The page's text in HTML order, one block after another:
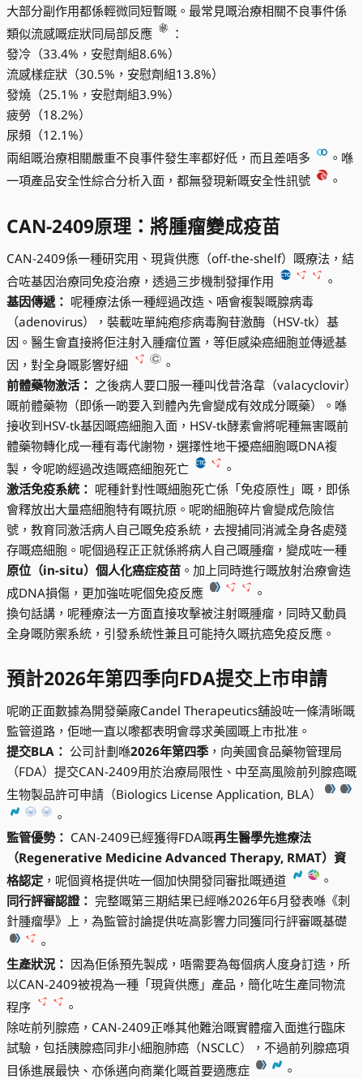
大部分副作用都係輕微同短暫嘅。最常見嘅治療相關不良事件係
類似流感嘅症狀同局部反應
：
發冷（33.4%，安慰劑組8.6%）
流感樣症狀（30.5%，安慰劑組13.8%）
發燒（25.1%，安慰劑組3.9%）
疲勞（18.2%）
尿頻（12.1%）
兩組嘅治療相關嚴重不良事件發生率都好低，而且差唔多
。喺
一項產品安全性綜合分析入面，都無發現新嘅安全性訊號
。
CAN-2409原理：將腫瘤變成疫苗
CAN-2409係一種研究用、現貨供應（off-the-shelf）嘅療法，結
合咗基因治療同免疫治療，透過三步機制發揮作用
。
基因傳遞： 呢種療法係一種經過改造、唔會複製嘅腺病毒
（adenovirus），裝載咗單純疱疹病毒胸苷激酶（HSV-tk）基
因。醫生會直接將佢注射入腫瘤位置，等佢感染癌細胞並傳遞基
因，對全身嘅影響好細
。
前體藥物激活： 之後病人要口服一種叫伐昔洛韋（valacyclovir）
嘅前體藥物（即係一啲要入到體內先會變成有效成分嘅藥）。喺
接收到HSV-tk基因嘅癌細胞入面，HSV-tk酵素會將呢種無害嘅前
體藥物轉化成一種有毒代謝物，選擇性地干擾癌細胞嘅DNA複
製，令呢啲經過改造嘅癌細胞死亡
。
激活免疫系統： 呢種針對性嘅細胞死亡係「免疫原性」嘅，即係
會釋放出大量癌細胞特有嘅抗原。呢啲細胞碎片會變成危險信
號，教育同激活病人自己嘅免疫系統，去搜捕同消滅全身各處殘
存嘅癌細胞。呢個過程正正就係將病人自己嘅腫瘤，變成咗一種
原位（in-situ）個人化癌症疫苗 。加上同時進行嘅放射治療會造
成DNA損傷，更加強咗呢個免疫反應
。
換句話講，呢種療法一方面直接攻擊被注射嘅腫瘤，同時又動員
全身嘅防禦系統，引發系統性兼且可能持久嘅抗癌免疫反應。
預計2026年第四季向FDA提交上市申請
呢啲正面數據為開發藥廠Candel Therapeutics舖設咗一條清晰嘅
監管道路，佢哋一直以嚟都表明會尋求美國嘅上市批准。
提交BLA： 公司計劃喺2026年第四季 ，向美國食品藥物管理局
（FDA）提交CAN-2409用於治療局限性、中至高風險前列腺癌嘅
生物製品許可申請（Biologics License Application, BLA）
。
監管優勢： CAN-2409已經獲得FDA嘅再生醫學先進療法
（Regenerative Medicine Advanced Therapy, RMAT）資
格認定 ，呢個資格提供咗一個加快開發同審批嘅通道
。
同行評審認證： 完整嘅第三期結果已經喺2026年6月發表喺《刺
針腫瘤學》上，為監管討論提供咗高影響力同獲同行評審嘅基礎
。
生產狀況： 因為佢係預先製成，唔需要為每個病人度身訂造，所
以CAN-2409被視為一種「現貨供應」產品，簡化咗生產同物流
程序
。
除咗前列腺癌，CAN-2409正喺其他難治嘅實體瘤入面進行臨床
試驗，包括胰腺癌同非小細胞肺癌（NSCLC），不過前列腺癌項
目係進展最快、亦係邁向商業化嘅首要適應症
。